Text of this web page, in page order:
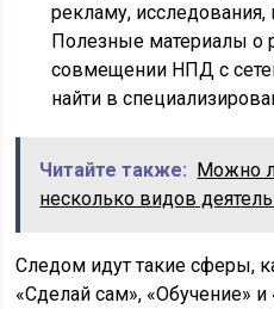
рекламу,
Полезные материалы о
совмещении НПД с
найти в
Читайте также: Можно
несколько видов
Следом идут такие сферы,
«Сделай сам», «Обучение» и